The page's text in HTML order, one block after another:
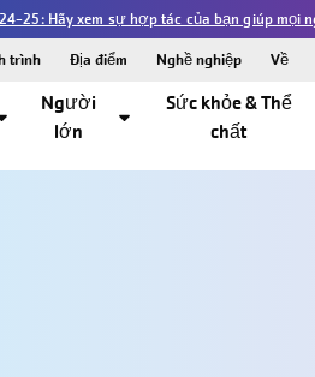
25: Hãy xem sự hợp tác của bạn giúp mọi
Người
lớn
Sức khỏe & Thể
chất
trình Địa điểm Nghề nghiệp Về